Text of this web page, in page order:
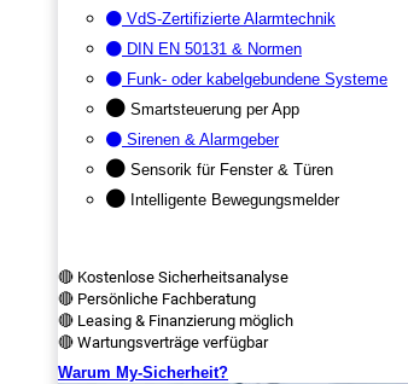
VdS-Zertifizierte Alarmtechnik
DIN EN 50131 & Normen
Funk- oder kabelgebundene Systeme
Smartsteuerung per App
Sirenen & Alarmgeber
Sensorik für Fenster & Türen
Intelligente Bewegungsmelder
🔴 Kostenlose Sicherheitsanalyse
🔴 Persönliche Fachberatung
🔴 Leasing & Finanzierung möglich
🔴 Wartungsverträge verfügbar
Warum My-Sicherheit?